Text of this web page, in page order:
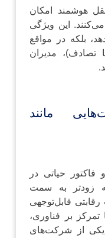
هوشمند امکان
این ویژگی
بلکه در مواقع
تصادف)، مدیران
مانند
حیاتی در
زودتر به سمت
قابل‌توجهی
تمرکز بر فناوری،
یکی از شرکت‌های